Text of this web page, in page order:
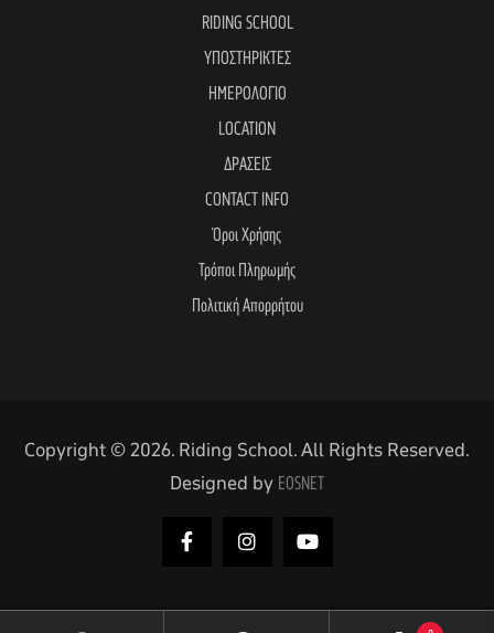
RIDING SCHOOL
ΥΠΟΣΤΗΡΙΚΤΕΣ
ΗΜΕΡΟΛΟΓΙΟ
LOCATION
ΔΡΑΣΕΙΣ
CONTACT INFO
Όροι Χρήσης
Τρόποι Πληρωμής
Πολιτική Απορρήτου
Copyright © 2026. Riding School. All Rights Reserved.
Designed by EOSNET